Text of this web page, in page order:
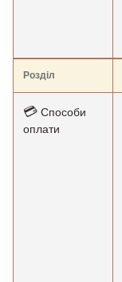
Розділ
💳 Способи
оплати